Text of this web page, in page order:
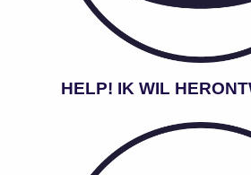
HELP! IK WIL